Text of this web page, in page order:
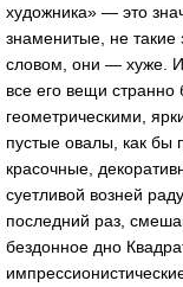
художника» — это
знаменитые, не
словом, они — хуже. И
все его вещи странно
геометрическими,
пустые овалы, как бы
красочные,
суетливой возней
последний раз,
бездонное дно